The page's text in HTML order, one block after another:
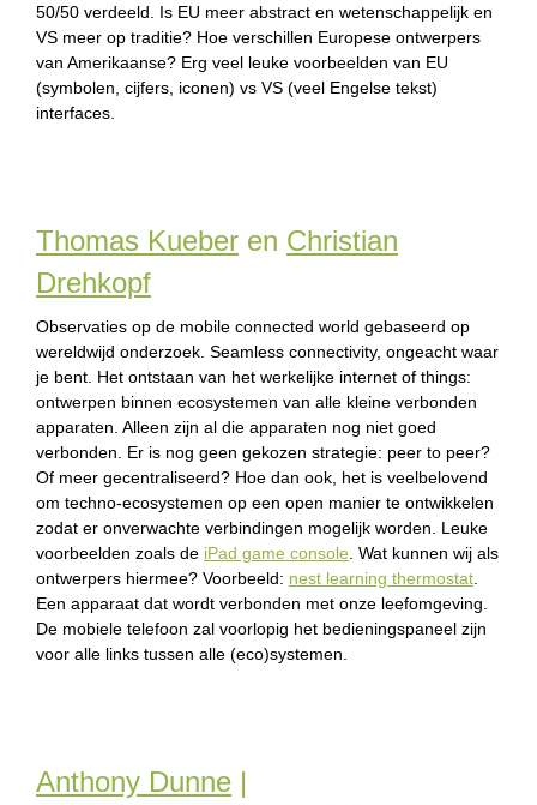
50/50 verdeeld. Is EU meer abstract en wetenschappelijk en
VS meer op traditie? Hoe verschillen Europese ontwerpers
van Amerikaanse? Erg veel leuke voorbeelden van EU
(symbolen, cijfers, iconen) vs VS (veel Engelse tekst)
interfaces.
Thomas Kueber en Christian
Drehkopf
Observaties op de mobile connected world gebaseerd op
wereldwijd onderzoek. Seamless connectivity, ongeacht waar
je bent. Het ontstaan van het werkelijke internet of things:
ontwerpen binnen ecosystemen van alle kleine verbonden
apparaten. Alleen zijn al die apparaten nog niet goed
verbonden. Er is nog geen gekozen strategie: peer to peer?
Of meer gecentraliseerd? Hoe dan ook, het is veelbelovend
om techno-ecosystemen op een open manier te ontwikkelen
zodat er onverwachte verbindingen mogelijk worden. Leuke
voorbeelden zoals de iPad game console. Wat kunnen wij als
ontwerpers hiermee? Voorbeeld: nest learning thermostat.
Een apparaat dat wordt verbonden met onze leefomgeving.
De mobiele telefoon zal voorlopig het bedieningspaneel zijn
voor alle links tussen alle (eco)systemen.
Anthony Dunne |